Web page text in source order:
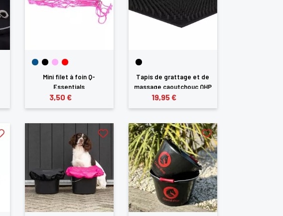
Mini filet à foin Q-
Essentials
3,50 €
Tapis de grattage et de
massage caoutchouc QHP
19,95 €